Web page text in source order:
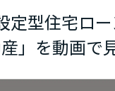
定型住宅ロ
」を動画で